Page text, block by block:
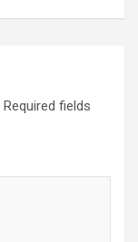
Required fields